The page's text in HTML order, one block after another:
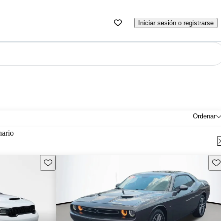
Iniciar sesión o registrarse
Ordenar
Guarda este Aviso